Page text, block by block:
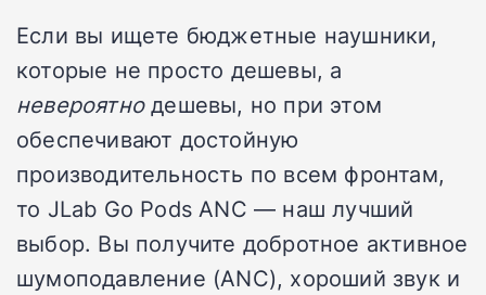
Если вы ищете бюджетные наушники,
которые не просто дешевы, а
невероятнодешевы, но при этом
обеспечивают достойную
производительность по всем фронтам,
то JLab Go Pods ANC — наш лучший
выбор. Вы получите добротное активное
шумоподавление (ANC), хороший звук и